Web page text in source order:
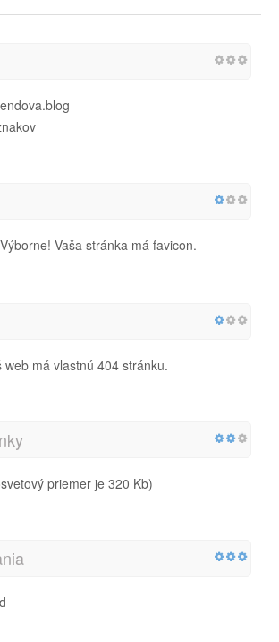
Výborne! Vaša stránka má favicon.
web má vlastnú 404 stránku.
priemer je 320 Kb)